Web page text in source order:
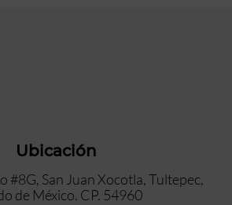
Ubicación
#8G, San Juan Xocotla, Tultepec,
de México. CP. 54960